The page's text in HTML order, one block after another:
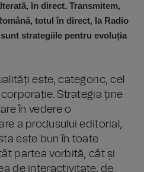
în direct. Transmitem,
totul în direct, la Radio
strategiile pentru evoluția
este, categoric, cel
Strategia ține
în vedere o
a produsului editorial,
este bun în toate
partea vorbită, cât și
de interactivitate, de